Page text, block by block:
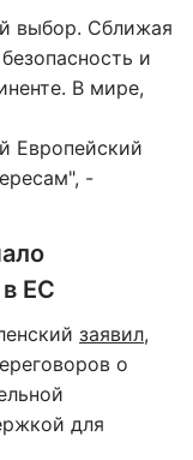
выбор. Сближая
и
В мире,
Европейский
-
ЕС
заявил,
о
для